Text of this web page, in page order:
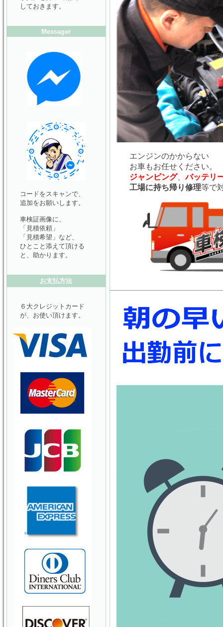
エンジンのかからない
お車もお任せください。
ジャンピング、バッテリ
工場に持ち帰り修理等で
しておきます。
Messager
コードをスキャンで、
追加をお願いします。
車検証画像に、
「見積依頼」
「見積希望」など、
ひとこと添えて頂ける
と、助かります。
お支払方法
６大クレジットカード
が、お使い頂けます。